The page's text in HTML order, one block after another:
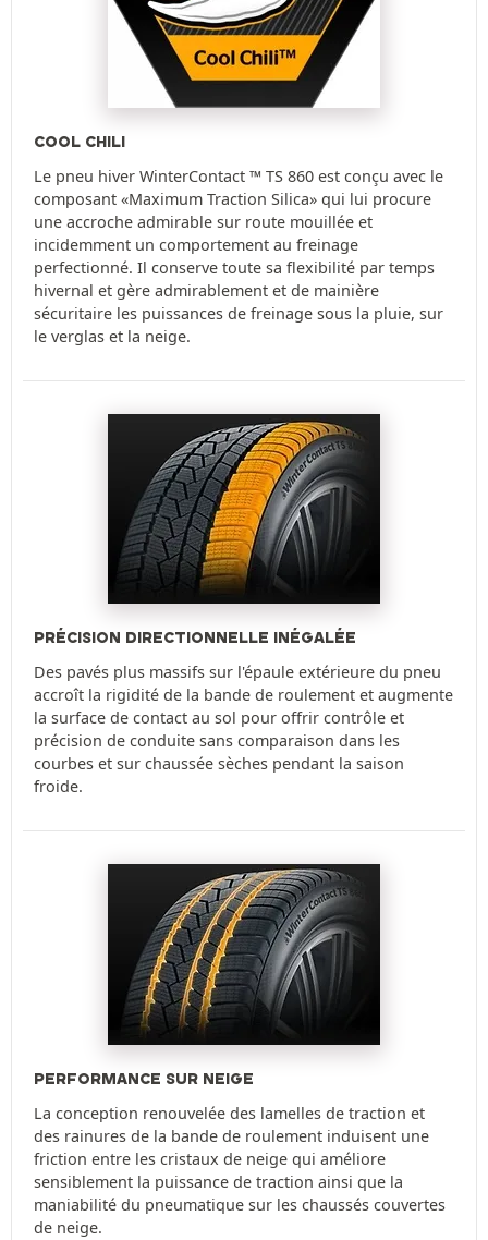
COOL CHILI
Le pneu hiver WinterContact ™ TS 860 est conçu avec le
composant «Maximum Traction Silica» qui lui procure
une accroche admirable sur route mouillée et
incidemment un comportement au freinage
perfectionné. Il conserve toute sa flexibilité par temps
hivernal et gère admirablement et de mainière
sécuritaire les puissances de freinage sous la pluie, sur
le verglas et la neige.
PRÉCISION DIRECTIONNELLE INÉGALÉE
Des pavés plus massifs sur l'épaule extérieure du pneu
accroît la rigidité de la bande de roulement et augmente
la surface de contact au sol pour offrir contrôle et
précision de conduite sans comparaison dans les
courbes et sur chaussée sèches pendant la saison
froide.
PERFORMANCE SUR NEIGE
La conception renouvelée des lamelles de traction et
des rainures de la bande de roulement induisent une
friction entre les cristaux de neige qui améliore
sensiblement la puissance de traction ainsi que la
maniabilité du pneumatique sur les chaussés couvertes
de neige.